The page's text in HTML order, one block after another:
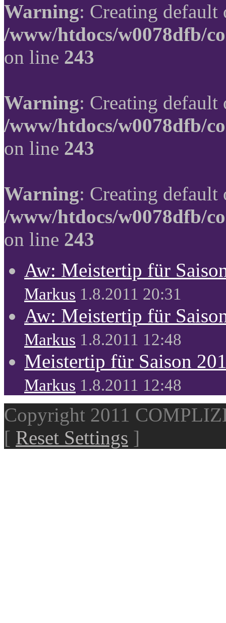
Warning: Creating
/www/htdocs/w0078dfb/
on line 243
Warning: Creating
/www/htdocs/w0078dfb/
on line 243
Warning: Creating
/www/htdocs/w0078dfb/
on line 243
Aw: Meistertip für
Markus 1.8.2011 20:31
Aw: Meistertip für
Markus 1.8.2011 12:48
Meistertip für Saison
Markus 1.8.2011 12:48
Copyright 2011
[ Reset Settings ]